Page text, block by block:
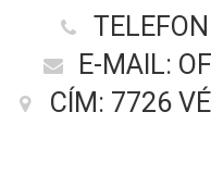
E-MAIL:
CÍM: 7726